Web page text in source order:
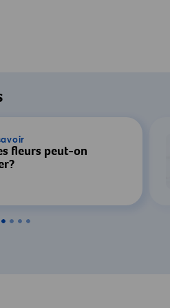
fleurs peut-on